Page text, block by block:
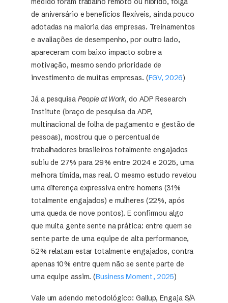
de aniversário e benefícios flexíveis, ainda pouco
adotadas na maioria das empresas. Treinamentos
e avaliações de desempenho, por outro lado,
apareceram com baixo impacto sobre a
motivação, mesmo sendo prioridade de
investimento de muitas empresas. (FGV, 2026)
Já a pesquisa People at Work, do ADP Research
Institute (braço de pesquisa da ADP,
multinacional de folha de pagamento e gestão de
pessoas), mostrou que o percentual de
trabalhadores brasileiros totalmente engajados
subiu de 27% para 29% entre 2024 e 2025, uma
melhora tímida, mas real. O mesmo estudo revelou
uma diferença expressiva entre homens (31%
totalmente engajados) e mulheres (22%, após
uma queda de nove pontos). E confirmou algo
que muita gente sente na prática: entre quem se
sente parte de uma equipe de alta performance,
52% relatam estar totalmente engajados, contra
apenas 10% entre quem não se sente parte de
uma equipe assim. (Business Moment, 2025)
Vale um adendo metodológico: Gallup, Engaja S/A